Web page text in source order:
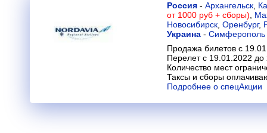
Россия - Архангельск
от 1000 руб + сборы)
Новосибирск Оренбург,
Украина - Симферополь
Продажа билетов с
Перелет с 19.01.2022 до
Количество мест
Таксы и сборы
Подробнее о спецАкции